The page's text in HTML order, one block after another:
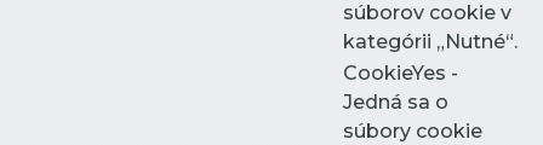
súborov cookie v
kategórii „Nutné“.
CookieYes -
Jedná sa o
súbory cookie